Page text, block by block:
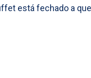
está fechado a